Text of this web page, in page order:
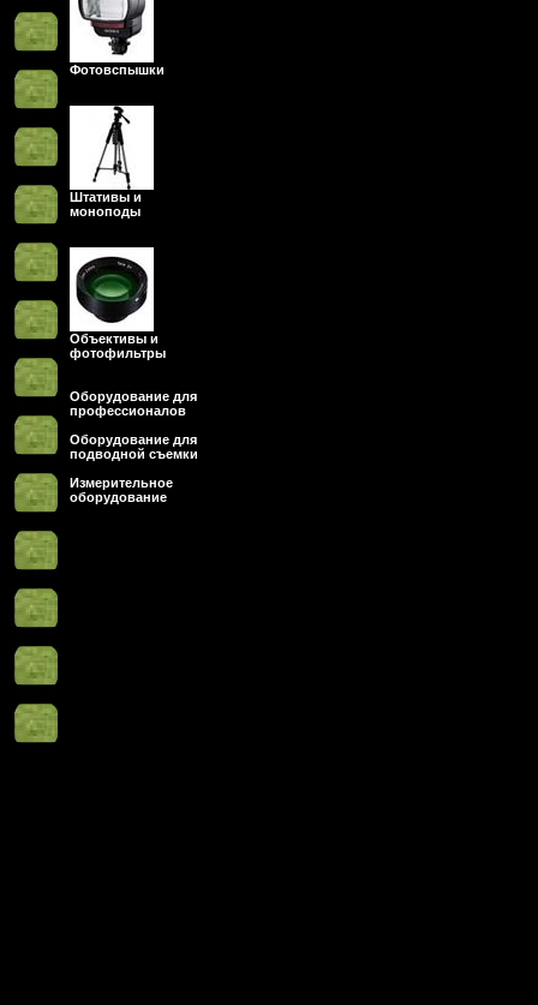
Фотовспышки
Штативы и
моноподы
Объективы и
фотофильтры
Оборудование для
профессионалов
Оборудование для
подводной съемки
Измерительное
оборудование